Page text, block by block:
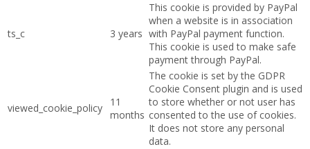
ts_c 3 years
This cookie is provided by PayPal
when a website is in association
with PayPal payment function.
This cookie is used to make safe
payment through PayPal.
viewed_cookie_policy
11
months
The cookie is set by the GDPR
Cookie Consent plugin and is used
to store whether or not user has
consented to the use of cookies.
It does not store any personal
data.